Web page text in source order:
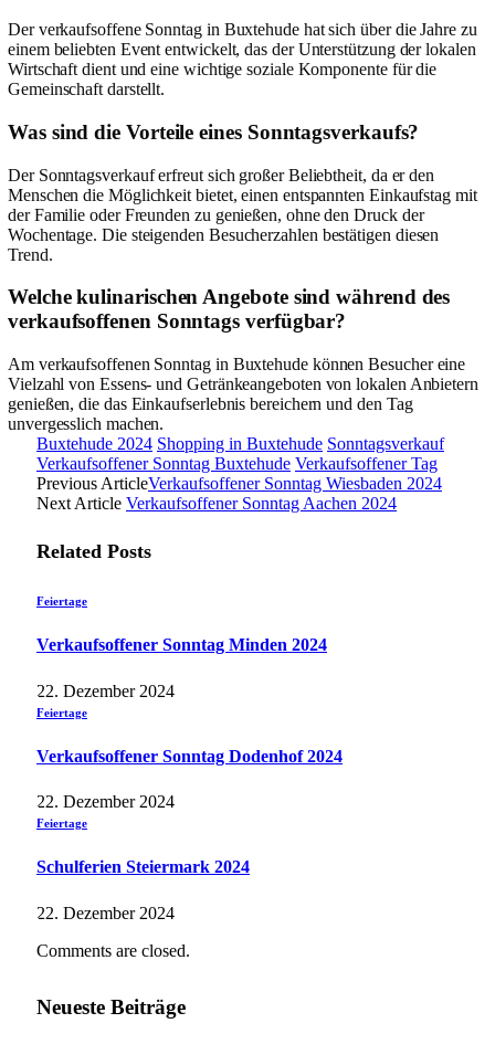
Der verkaufsoffene Sonntag in Buxtehude hat sich über die Jahre zu
einem beliebten Event entwickelt, das der Unterstützung der lokalen
Wirtschaft dient und eine wichtige soziale Komponente für die
Gemeinschaft darstellt.
Was sind die Vorteile eines Sonntagsverkaufs?
Der Sonntagsverkauf erfreut sich großer Beliebtheit, da er den
Menschen die Möglichkeit bietet, einen entspannten Einkaufstag mit
der Familie oder Freunden zu genießen, ohne den Druck der
Wochentage. Die steigenden Besucherzahlen bestätigen diesen
Trend.
Welche kulinarischen Angebote sind während des
verkaufsoffenen Sonntags verfügbar?
Am verkaufsoffenen Sonntag in Buxtehude können Besucher eine
Vielzahl von Essens- und Getränkeangeboten von lokalen Anbietern
genießen, die das Einkaufserlebnis bereichern und den Tag
unvergesslich machen.
Buxtehude 2024 Shopping in Buxtehude Sonntagsverkauf
Verkaufsoffener Sonntag Buxtehude Verkaufsoffener Tag
Previous ArticleVerkaufsoffener Sonntag Wiesbaden 2024
Next Article Verkaufsoffener Sonntag Aachen 2024
Related Posts
Feiertage
Verkaufsoffener Sonntag Minden 2024
22. Dezember 2024
Feiertage
Verkaufsoffener Sonntag Dodenhof 2024
22. Dezember 2024
Feiertage
Schulferien Steiermark 2024
22. Dezember 2024
Comments are closed.
Neueste Beiträge